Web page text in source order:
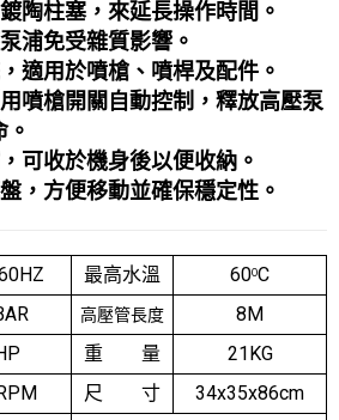
陶柱塞，來延長操作時間 。
浦免受雜質影響 。
適用於噴槍、噴桿及配件 。
噴槍開關自動控制，釋放高壓泵
。
可收於機身後以便收納。
，方便移動並確保穩定性。
最高水溫 60OC
高壓管長度
8M
重 量
21KG
尺 寸
34x35x86cm